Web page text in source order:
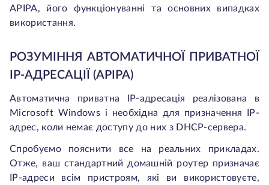
APIPA, його функціонуванні та основних випадках
використання.
РОЗУМІННЯ АВТОМАТИЧНОЇ ПРИВАТНОЇ
IP-АДРЕСАЦІЇ (APIPA)
Автоматична приватна IP-адресація реалізована в
Microsoft Windows і необхідна для призначення IP-
адрес, коли немає доступу до них з DHCP-сервера.
Спробуємо пояснити все на реальних прикладах.
Отже, ваш стандартний домашній роутер призначає
IP-адреси всім пристроям, які ви використовуєте,